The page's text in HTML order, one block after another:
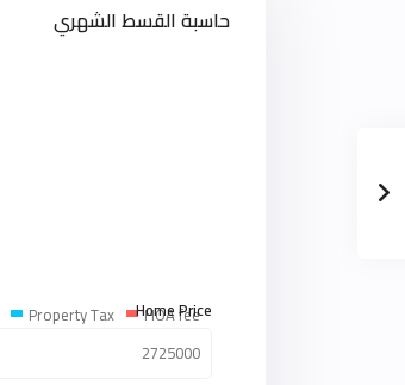
حاسبة القسط الشهري
Property Tax HOA fee
Home Price